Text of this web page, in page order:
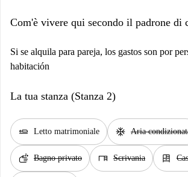
Com'è vivere qui secondo il padrone di
Si se alquila para pareja, los gastos son por
habitación
La tua stanza (Stanza 2)
airline_seat_flat Letto matrimoniale ac_unit Aria
soap Bagno privato desk Scrivania dresser